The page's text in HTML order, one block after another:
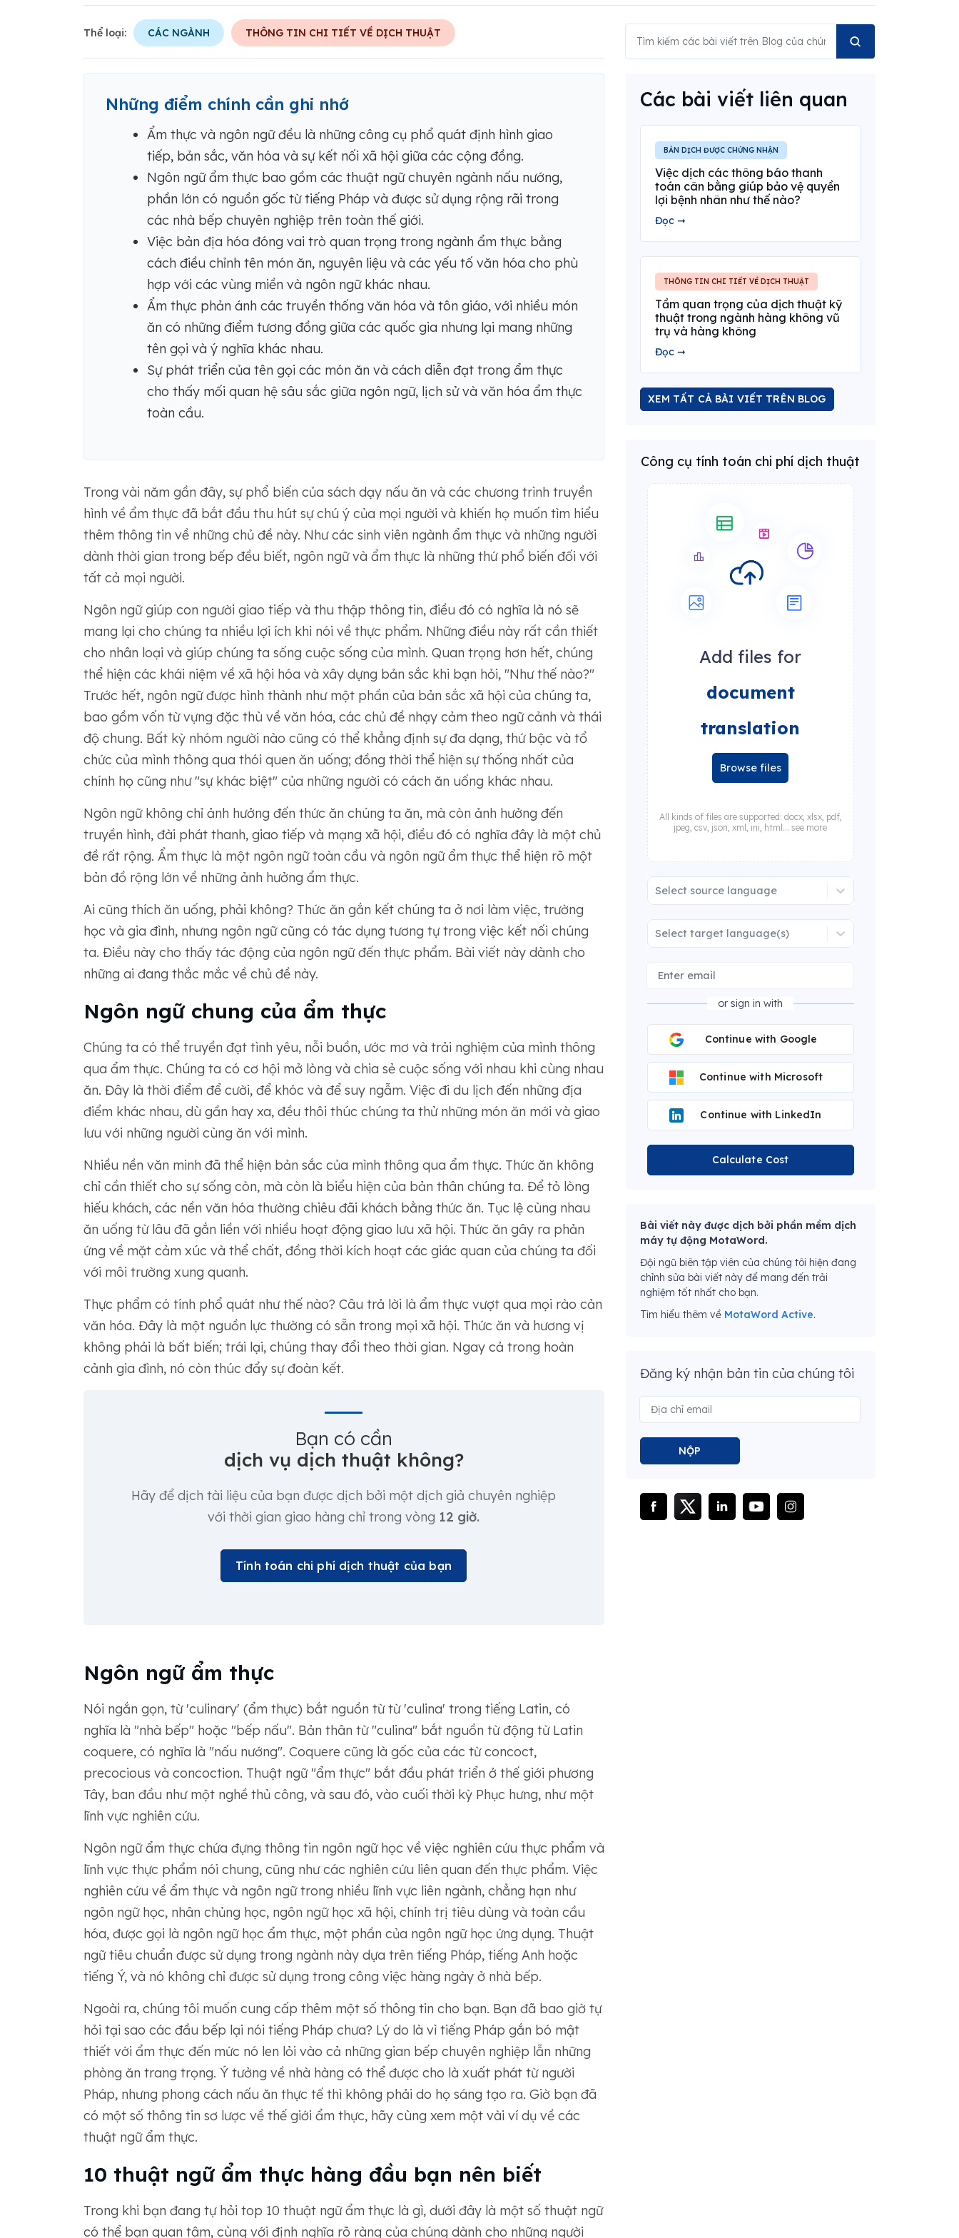
Thể loại: CÁC NGÀNH THÔNG TIN CHI TIẾT VỀ DỊCH THUẬT
Những điểm chính cần ghi nhớ
Ẩm thực và ngôn ngữ đều là những công cụ phổ quát định hình giao
tiếp, bản sắc, văn hóa và sự kết nối xã hội giữa các cộng đồng.
Ngôn ngữ ẩm thực bao gồm các thuật ngữ chuyên ngành nấu nướng,
phần lớn có nguồn gốc từ tiếng Pháp và được sử dụng rộng rãi trong
các nhà bếp chuyên nghiệp trên toàn thế giới.
Việc bản địa hóa đóng vai trò quan trọng trong ngành ẩm thực bằng
cách điều chỉnh tên món ăn, nguyên liệu và các yếu tố văn hóa cho phù
hợp với các vùng miền và ngôn ngữ khác nhau.
Ẩm thực phản ánh các truyền thống văn hóa và tôn giáo, với nhiều món
ăn có những điểm tương đồng giữa các quốc gia nhưng lại mang những
tên gọi và ý nghĩa khác nhau.
Sự phát triển của tên gọi các món ăn và cách diễn đạt trong ẩm thực
cho thấy mối quan hệ sâu sắc giữa ngôn ngữ, lịch sử và văn hóa ẩm thực
toàn cầu.
Trong vài năm gần đây, sự phổ biến của sách dạy nấu ăn và các chương trình truyền
hình về ẩm thực đã bắt đầu thu hút sự chú ý của mọi người và khiến họ muốn tìm hiểu
thêm thông tin về những chủ đề này. Như các sinh viên ngành ẩm thực và những người
dành thời gian trong bếp đều biết, ngôn ngữ và ẩm thực là những thứ phổ biến đối với
tất cả mọi người.
Ngôn ngữ giúp con người giao tiếp và thu thập thông tin, điều đó có nghĩa là nó sẽ
mang lại cho chúng ta nhiều lợi ích khi nói về thực phẩm. Những điều này rất cần thiết
cho nhân loại và giúp chúng ta sống cuộc sống của mình. Quan trọng hơn hết, chúng
thể hiện các khái niệm về xã hội hóa và xây dựng bản sắc khi bạn hỏi, "Như thế nào?"
Trước hết, ngôn ngữ được hình thành như một phần của bản sắc xã hội của chúng ta,
bao gồm vốn từ vựng đặc thù về văn hóa, các chủ đề nhạy cảm theo ngữ cảnh và thái
độ chung. Bất kỳ nhóm người nào cũng có thể khẳng định sự đa dạng, thứ bậc và tổ
chức của mình thông qua thói quen ăn uống; đồng thời thể hiện sự thống nhất của
chính họ cũng như "sự khác biệt" của những người có cách ăn uống khác nhau.
Ngôn ngữ không chỉ ảnh hưởng đến thức ăn chúng ta ăn, mà còn ảnh hưởng đến
truyền hình, đài phát thanh, giao tiếp và mạng xã hội, điều đó có nghĩa đây là một chủ
đề rất rộng. Ẩm thực là một ngôn ngữ toàn cầu và ngôn ngữ ẩm thực thể hiện rõ một
bản đồ rộng lớn về những ảnh hưởng ẩm thực.
Ai cũng thích ăn uống, phải không? Thức ăn gắn kết chúng ta ở nơi làm việc, trường
học và gia đình, nhưng ngôn ngữ cũng có tác dụng tương tự trong việc kết nối chúng
ta. Điều này cho thấy tác động của ngôn ngữ đến thực phẩm. Bài viết này dành cho
những ai đang thắc mắc về chủ đề này.
Ngôn ngữ chung của ẩm thực
Chúng ta có thể truyền đạt tình yêu, nỗi buồn, ước mơ và trải nghiệm của mình thông
qua ẩm thực. Chúng ta có cơ hội mở lòng và chia sẻ cuộc sống với nhau khi cùng nhau
ăn. Đây là thời điểm để cười, để khóc và để suy ngẫm. Việc đi du lịch đến những địa
điểm khác nhau, dù gần hay xa, đều thôi thúc chúng ta thử những món ăn mới và giao
lưu với những người cùng ăn với mình.
Nhiều nền văn minh đã thể hiện bản sắc của mình thông qua ẩm thực. Thức ăn không
chỉ cần thiết cho sự sống còn, mà còn là biểu hiện của bản thân chúng ta. Để tỏ lòng
hiếu khách, các nền văn hóa thường chiêu đãi khách bằng thức ăn. Tục lệ cùng nhau
ăn uống từ lâu đã gắn liền với nhiều hoạt động giao lưu xã hội. Thức ăn gây ra phản
ứng về mặt cảm xúc và thể chất, đồng thời kích hoạt các giác quan của chúng ta đối
với môi trường xung quanh.
Thực phẩm có tính phổ quát như thế nào? Câu trả lời là ẩm thực vượt qua mọi rào cản
văn hóa. Đây là một nguồn lực thường có sẵn trong mọi xã hội. Thức ăn và hương vị
không phải là bất biến; trái lại, chúng thay đổi theo thời gian. Ngay cả trong hoàn
cảnh gia đình, nó còn thúc đẩy sự đoàn kết.
Bạn có cần
dịch vụ dịch thuật không?
Hãy để dịch tài liệu của bạn được dịch bởi một dịch giả chuyên nghiệp
với thời gian giao hàng chỉ trong vòng 12 giờ.
Tính toán chi phí dịch thuật của bạn
Ngôn ngữ ẩm thực
Nói ngắn gọn, từ 'culinary' (ẩm thực) bắt nguồn từ từ 'culina' trong tiếng Latin, có
nghĩa là "nhà bếp" hoặc "bếp nấu". Bản thân từ "culina" bắt nguồn từ động từ Latin
coquere, có nghĩa là "nấu nướng". Coquere cũng là gốc của các từ concoct,
precocious và concoction. Thuật ngữ "ẩm thực" bắt đầu phát triển ở thế giới phương
Tây, ban đầu như một nghề thủ công, và sau đó, vào cuối thời kỳ Phục hưng, như một
lĩnh vực nghiên cứu.
Ngôn ngữ ẩm thực chứa đựng thông tin ngôn ngữ học về việc nghiên cứu thực phẩm và
lĩnh vực thực phẩm nói chung, cũng như các nghiên cứu liên quan đến thực phẩm. Việc
nghiên cứu về ẩm thực và ngôn ngữ trong nhiều lĩnh vực liên ngành, chẳng hạn như
ngôn ngữ học, nhân chủng học, ngôn ngữ học xã hội, chính trị tiêu dùng và toàn cầu
hóa, được gọi là ngôn ngữ học ẩm thực, một phần của ngôn ngữ học ứng dụng. Thuật
ngữ tiêu chuẩn được sử dụng trong ngành này dựa trên tiếng Pháp, tiếng Anh hoặc
tiếng Ý, và nó không chỉ được sử dụng trong công việc hàng ngày ở nhà bếp.
Ngoài ra, chúng tôi muốn cung cấp thêm một số thông tin cho bạn. Bạn đã bao giờ tự
hỏi tại sao các đầu bếp lại nói tiếng Pháp chưa? Lý do là vì tiếng Pháp gắn bó mật
thiết với ẩm thực đến mức nó len lỏi vào cả những gian bếp chuyên nghiệp lẫn những
phòng ăn trang trọng. Ý tưởng về nhà hàng có thể được cho là xuất phát từ người
Pháp, nhưng phong cách nấu ăn thực tế thì không phải do họ sáng tạo ra. Giờ bạn đã
có một số thông tin sơ lược về thế giới ẩm thực, hãy cùng xem một vài ví dụ về các
thuật ngữ ẩm thực.
10 thuật ngữ ẩm thực hàng đầu bạn nên biết
Trong khi bạn đang tự hỏi top 10 thuật ngữ ẩm thực là gì, dưới đây là một số thuật ngữ
có thể bạn quan tâm, cùng với định nghĩa rõ ràng của chúng dành cho những người
Các bài viết liên quan
BẢN DỊCH ĐƯỢC CHỨNG NHẬN
Việc dịch các thông báo thanh
toán cân bằng giúp bảo vệ quyền
lợi bệnh nhân như thế nào?
Đọc ➞
THÔNG TIN CHI TIẾT VỀ DỊCH THUẬT
Tầm quan trọng của dịch thuật kỹ
thuật trong ngành hàng không vũ
trụ và hàng không
Đọc ➞
XEM TẤT CẢ BÀI VIẾT TRÊN BLOG
Công cụ tính toán chi phí dịch thuật
Add files for
document
translation
Browse files
All kinds of files are supported: docx, xlsx, pdf,
jpeg, csv, json, xml, ini, html... see more
Select source language
Select target language(s)
or sign in with
Continue with Google
Continue with Microsoft
Continue with LinkedIn
Calculate Cost
Bài viết này được dịch bởi phần mềm dịch
máy tự động MotaWord.
Đội ngũ biên tập viên của chúng tôi hiện đang
chỉnh sửa bài viết này để mang đến trải
nghiệm tốt nhất cho bạn.
Tìm hiểu thêm về MotaWord Active.
Đăng ký nhận bản tin của chúng tôi
NỘP